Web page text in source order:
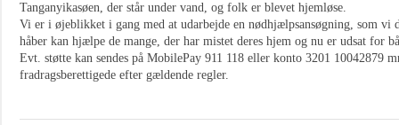
Tanganyikasøen, der står under vand, og folk er blevet hjemløse.
Vi er i øjeblikket i gang med at udarbejde en nødhjælpsansøgning, som vi
håber kan hjælpe de mange, der har mistet deres hjem og nu er udsat for
Evt. støtte kan sendes på MobilePay 911 118 eller konto 3201 10042879
fradragsberettigede efter gældende regler.